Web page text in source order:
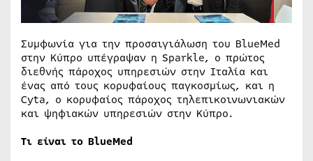
Συμφωνία για την προσαιγιάλωση του BlueMed
στην Κύπρο υπέγραψαν η Sparkle, ο πρώτος
διεθνής πάροχος υπηρεσιών στην Ιταλία και
ένας από τους κορυφαίους παγκοσμίως, και η
Cyta, ο κορυφαίος πάροχος τηλεπικοινωνιακών
και ψηφιακών υπηρεσιών στην Κύπρο.
Τι είναι το BlueMed